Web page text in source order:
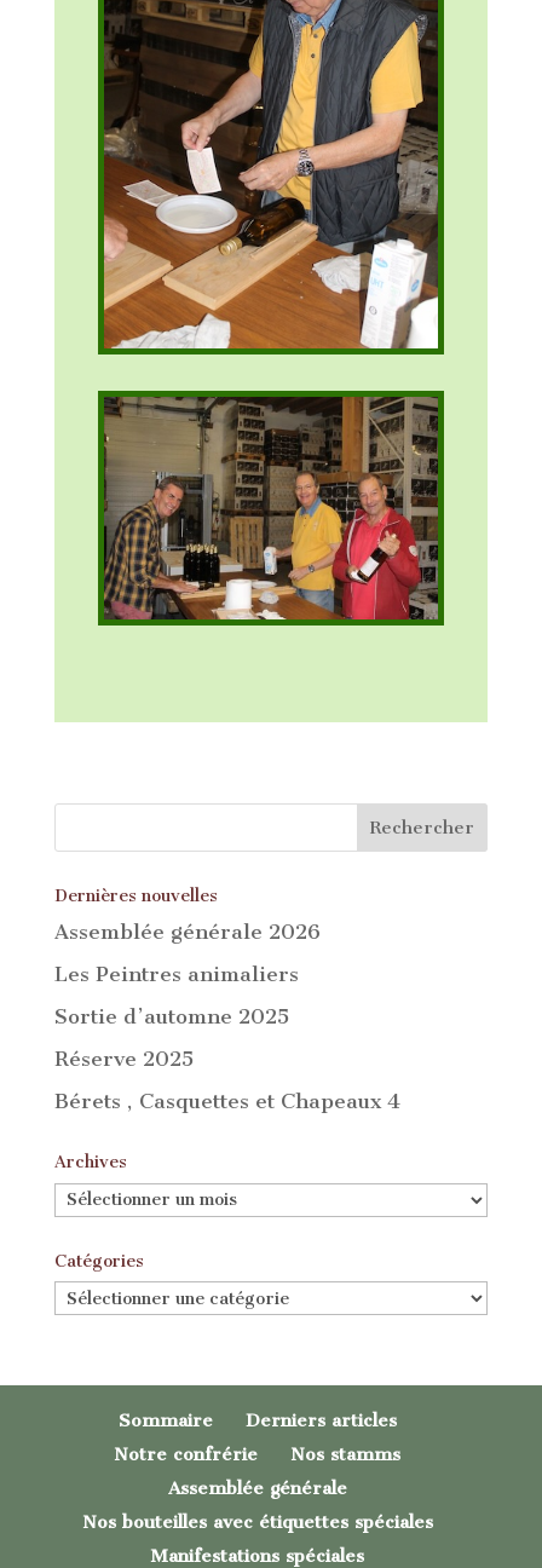
Dernières nouvelles
Assemblée générale 2026
Les Peintres animaliers
Sortie d’automne 2025
Réserve 2025
Bérets , Casquettes et Chapeaux 4
Archives
Archives
Catégories
Catégories
Sommaire
Derniers articles
Notre confrérie
Nos stamms
Assemblée générale
Nos bouteilles avec étiquettes spéciales
Manifestations spéciales